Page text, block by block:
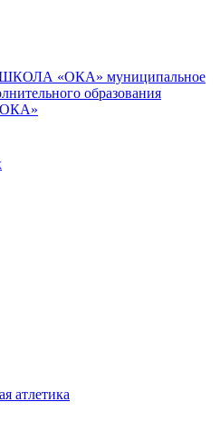
муниципальное
образования
атлетика